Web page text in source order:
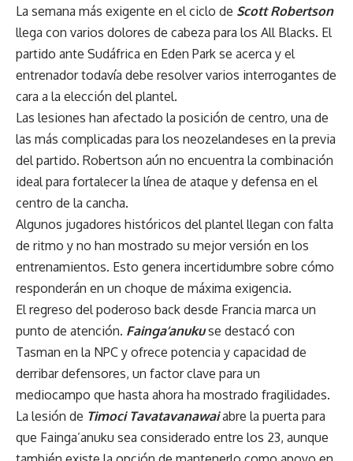
La semana más exigente en el ciclo de Scott Robertson
llega con varios dolores de cabeza para los All Blacks. El
partido ante Sudáfrica en Eden Park se acerca y el
entrenador todavía debe resolver varios interrogantes de
cara a la elección del plantel.
Las lesiones han afectado la posición de centro, una de
las más complicadas para los neozelandeses en la previa
del partido. Robertson aún no encuentra la combinación
ideal para fortalecer la línea de ataque y defensa en el
centro de la cancha.
Algunos jugadores históricos del plantel llegan con falta
de ritmo y no han mostrado su mejor versión en los
entrenamientos. Esto genera incertidumbre sobre cómo
responderán en un choque de máxima exigencia.
El regreso del poderoso back desde Francia marca un
punto de atención. Fainga’anukuse destacó con
Tasman en la NPC y ofrece potencia y capacidad de
derribar defensores, un factor clave para un
mediocampo que hasta ahora ha mostrado fragilidades.
La lesión de Timoci Tavatavanawaiabre la puerta para
que Fainga’anuku sea considerado entre los 23, aunque